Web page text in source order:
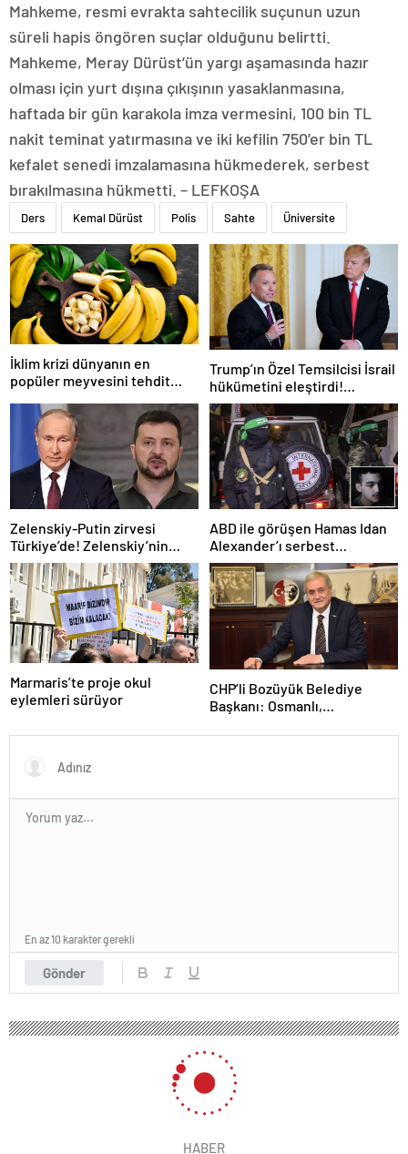
Mahkeme, resmi evrakta sahtecilik suçunun uzun
süreli hapis öngören suçlar olduğunu belirtti.
Mahkeme, Meray Dürüst’ün yargı aşamasında hazır
olması için yurt dışına çıkışının yasaklanmasına,
haftada bir gün karakola imza vermesini, 100 bin TL
nakit teminat yatırmasına ve iki kefilin 750’er bin TL
kefalet senedi imzalamasına hükmederek, serbest
bırakılmasına hükmetti. – LEFKOŞA
Ders Kemal Dürüst Polis Sahte Üniversite
İklim krizi dünyanın en
popüler meyvesini tehdit
karşı karşıya
Trump’ın Özel Temsilcisi İsrail
hükümetini eleştirdi!
‘Gazze’deki savaşı uzatıyorlar’
Zelenskiy-Putin zirvesi
Türkiye’de! Zelenskiy’nin
çağrısı dünya basınında
ABD ile görüşen Hamas Idan
Alexander’ı serbest
bırakacak! Türkiye’ye
teşekkür…
Marmaris’te proje okul
eylemleri sürüyor
CHP’li Bozüyük Belediye
Başkanı: Osmanlı,
sattı
Gönder
En az 10 karakter gerekli
HABER